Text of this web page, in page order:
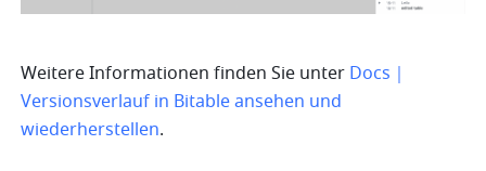
Weitere Informationen finden Sie unter Docs｜
Versionsverlauf in Bitable ansehen und
wiederherstellen.